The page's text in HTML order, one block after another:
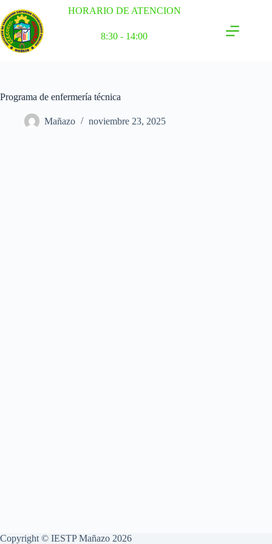
HORARIO DE ATENCION
8:30 - 14:00
Programa de enfermería técnica
Mañazo noviembre 23, 2025
Copyright © IESTP Mañazo 2026